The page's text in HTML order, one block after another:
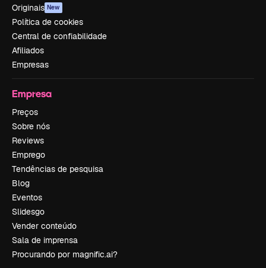
Originais New
Política de cookies
Central de confiabilidade
Afiliados
Empresas
Empresa
Preços
Sobre nós
Reviews
Emprego
Tendências de pesquisa
Blog
Eventos
Slidesgo
Vender conteúdo
Sala de imprensa
Procurando por magnific.ai?